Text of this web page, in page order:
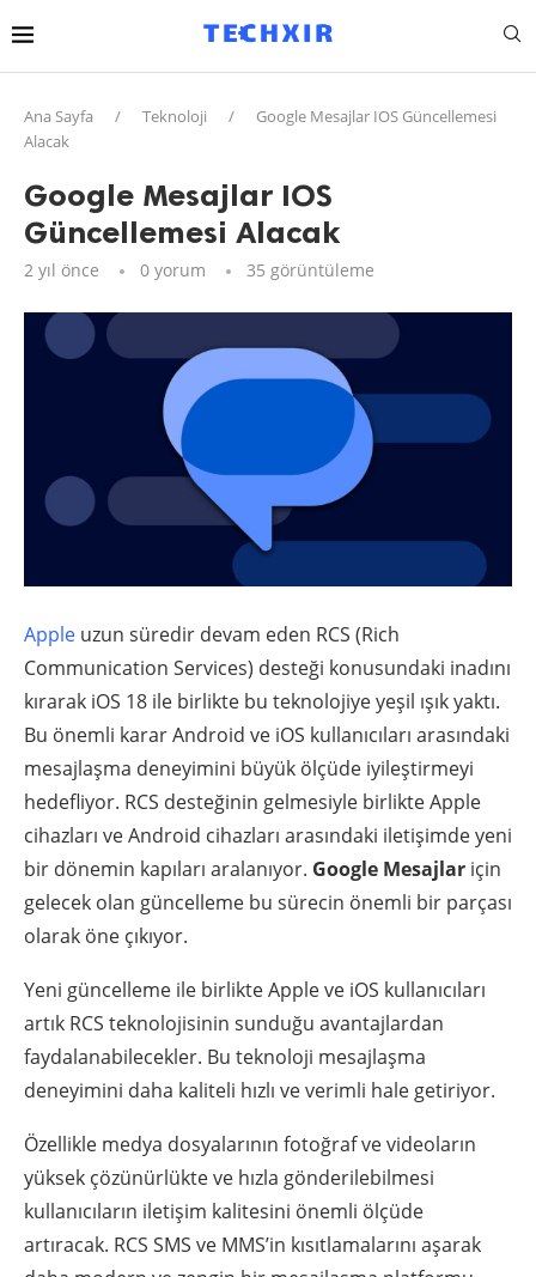
Ana Sayfa / Teknoloji /
Google Mesajlar IOS Güncellemesi
Alacak
Google Mesajlar IOS
Güncellemesi Alacak
2 yıl önce 0 yorum 35 görüntüleme
Apple uzun süredir devam eden RCS (Rich
Communication Services) desteği konusundaki inadını
kırarak iOS 18 ile birlikte bu teknolojiye yeşil ışık yaktı.
Bu önemli karar Android ve iOS kullanıcıları arasındaki
mesajlaşma deneyimini büyük ölçüde iyileştirmeyi
hedefliyor. RCS desteğinin gelmesiyle birlikte Apple
cihazları ve Android cihazları arasındaki iletişimde yeni
bir dönemin kapıları aralanıyor. Google Mesajlar için
gelecek olan güncelleme bu sürecin önemli bir parçası
olarak öne çıkıyor.
Yeni güncelleme ile birlikte Apple ve iOS kullanıcıları
artık RCS teknolojisinin sunduğu avantajlardan
faydalanabilecekler. Bu teknoloji mesajlaşma
deneyimini daha kaliteli hızlı ve verimli hale getiriyor.
Özellikle medya dosyalarının fotoğraf ve videoların
yüksek çözünürlükte ve hızla gönderilebilmesi
kullanıcıların iletişim kalitesini önemli ölçüde
artıracak. RCS SMS ve MMS’in kısıtlamalarını aşarak